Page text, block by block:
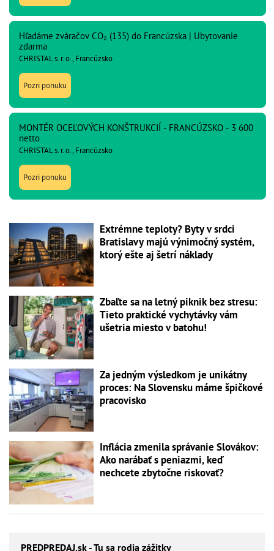
Hľadáme zváračov CO₂ (135) do Francúzska | Ubytovanie
zdarma
CHRISTAL s. r. o., Francúzsko
Pozri ponuku
MONTÉR OCEĽOVÝCH KONŠTRUKCIÍ - FRANCÚZSKO - 3 600
netto
CHRISTAL s. r. o., Francúzsko
Pozri ponuku
Extrémne teploty? Byty v srdci
Bratislavy majú výnimočný systém,
ktorý ešte aj šetrí náklady
Zbaľte sa na letný piknik bez stresu:
Tieto praktické vychytávky vám
ušetria miesto v batohu!
Za jedným výsledkom je unikátny
proces: Na Slovensku máme špičkové
pracovisko
Inflácia zmenila správanie Slovákov:
Ako narábať s peniazmi, keď
nechcete zbytočne riskovať?
PREDPREDAJ.sk - Tu sa rodia zážitky